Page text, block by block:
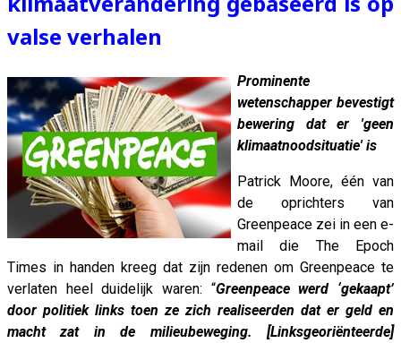
valse verhalen
Prominente
wetenschapper bevestigt
bewering dat er 'geen
klimaatnoodsituatie' is
Patrick Moore, één van
de oprichters van
Greenpeace zei in een e-
mail die The Epoch
Times in handen kreeg dat zijn redenen om Greenpeace te
verlaten heel duidelijk waren: “Greenpeace werd ‘gekaapt’
door politiek links toen ze zich realiseerden dat er geld en
macht zat in de milieubeweging. [Linksgeoriënteerde]